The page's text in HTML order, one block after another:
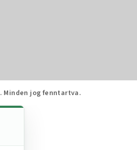
. Minden jog fenntartva.